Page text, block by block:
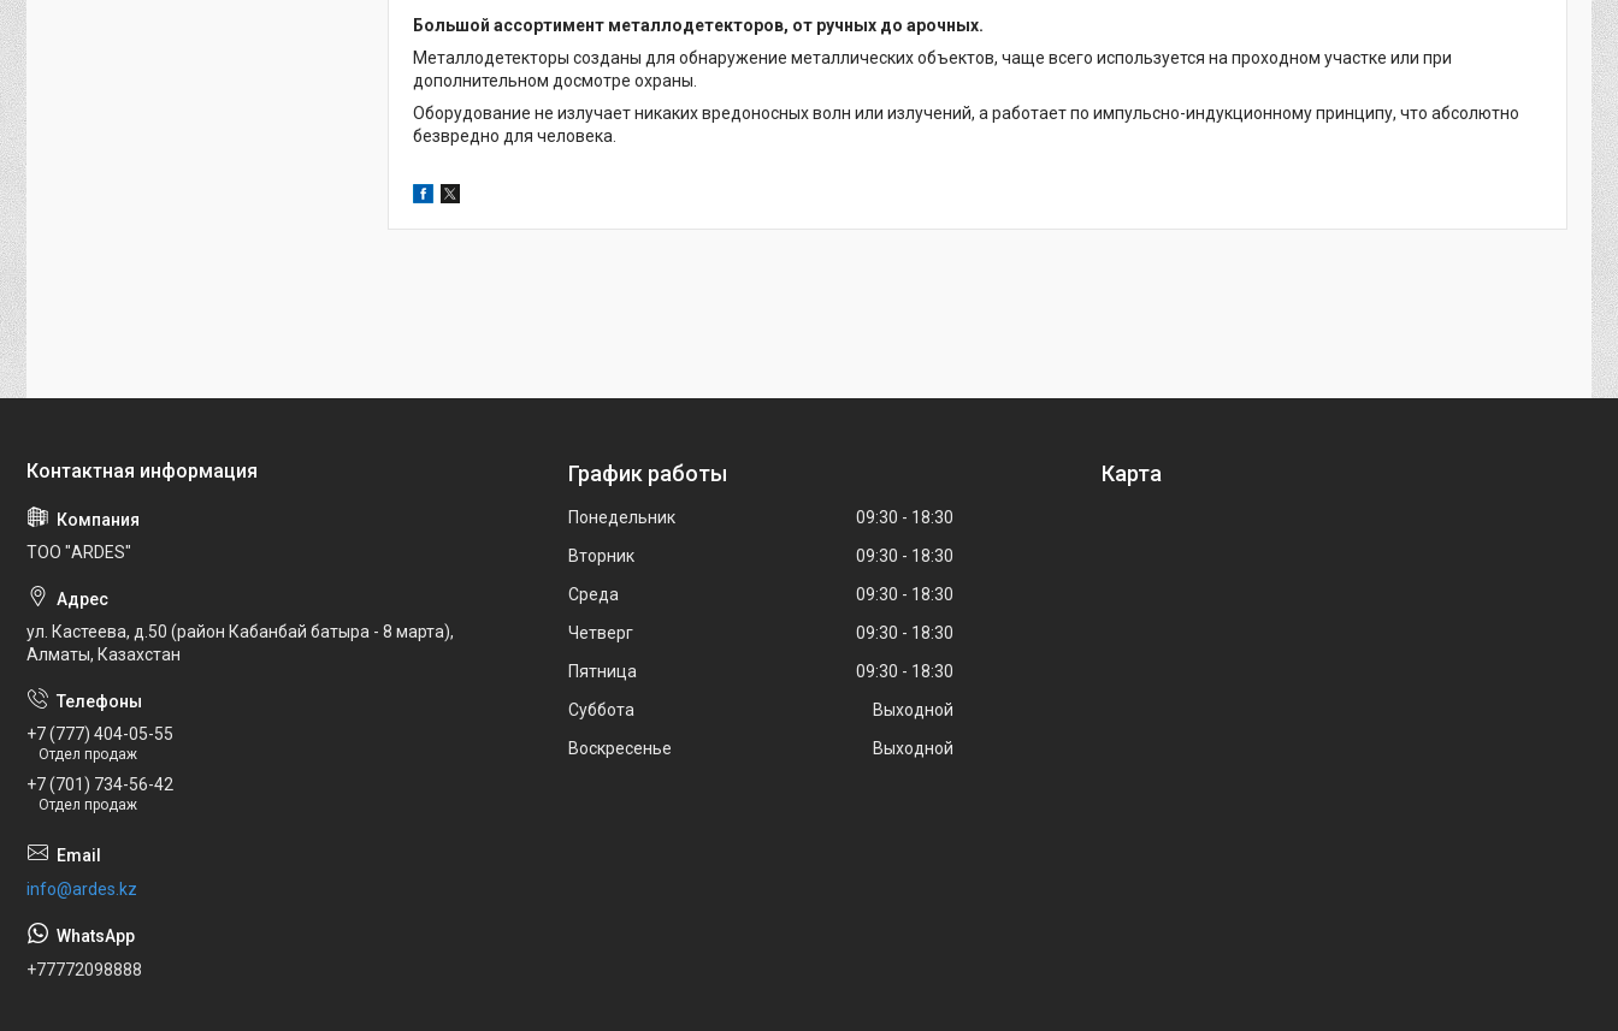
Большой ассортимент металлодетекторов, от ручных до арочных.
Металлодетекторы созданы для обнаружение металлических объектов, чаще всего используется на проходном участке или при
дополнительном досмотре охраны.
Оборудование не излучает никаких вредоносных волн или излучений, а работает по импульсно-индукционному принципу, что абсолютно
безвредно для человека.
ТОО "ARDES"
ул. Кастеева, д.50 (район Кабанбай батыра - 8 марта),
Алматы, Казахстан
+7 (777) 404-05-55
Отдел продаж
+7 (701) 734-56-42
Отдел продаж
info@ardes.kz
+77772098888
График работы
Понедельник 09:30
18:30
Вторник
09:30
18:30
Среда
09:30
18:30
Четверг
09:30
18:30
Пятница
09:30
18:30
Суббота
Выходной
Воскресенье
Выходной
Карта